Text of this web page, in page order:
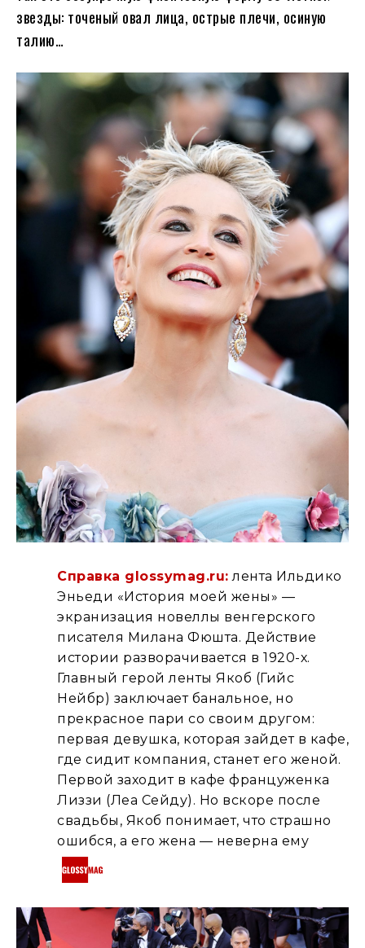
звезды: точеный овал лица, острые плечи, осиную
талию…
Справка glossymag.ru: лента Ильдико
Эньеди «История моей жены» —
экранизация новеллы венгерского
писателя Милана Фюшта. Действие
истории разворачивается в 1920-х.
Главный герой ленты Якоб (Гийс
Нейбр) заключает банальное, но
прекрасное пари со своим другом:
первая девушка, которая зайдет в кафе,
где сидит компания, станет его женой.
Первой заходит в кафе француженка
Лиззи (Леа Сейду). Но вскоре после
свадьбы, Якоб понимает, что страшно
ошибся, а его жена — неверна ему